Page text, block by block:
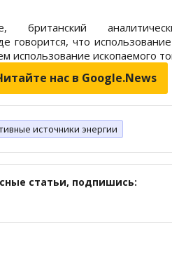
британский
говорится, что
использование ископаемого
нас в Google.News
источники энергии
статьи, подпишись: